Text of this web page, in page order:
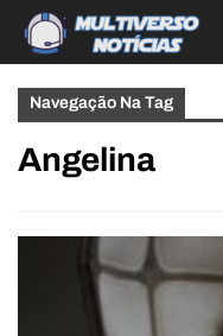
Navegação Na Tag
Angelina